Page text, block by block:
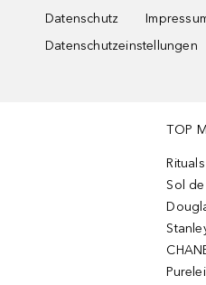
Datenschutz
Datenschutzeinstellungen
TOP
Sol
Purelei